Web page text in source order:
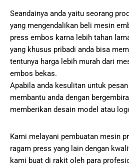
Seandainya anda yaitu seorang
yang mengendalikan beli mesin
press embos karna lebih tahan
yang khusus pribadi anda bisa
tentunya harga lebih murah dari
embos bekas.
Apabila anda kesulitan untuk
membantu anda dengan
memberikan desain model atau
Kami melayani pembuatan mesin
ragam press yang lain dengan
kami buat di rakit oleh para